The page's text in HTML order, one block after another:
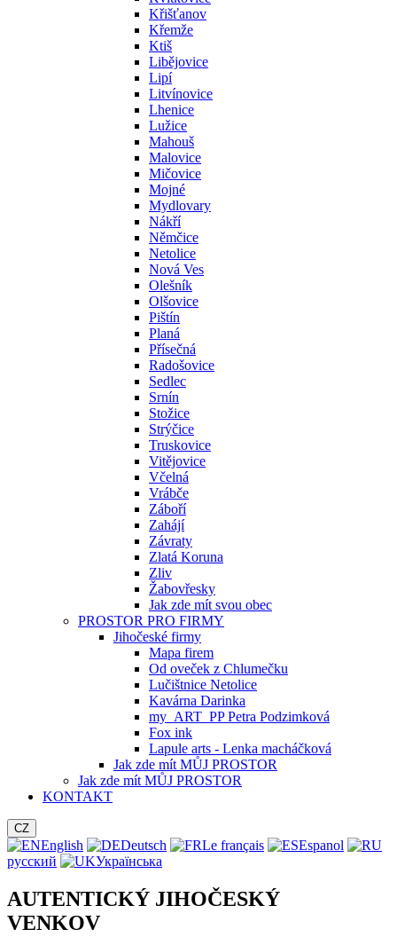
Křišťanov
Křemže
Ktiš
Libějovice
Lipí
Litvínovice
Lhenice
Lužice
Mahouš
Malovice
Mičovice
Mojné
Mydlovary
Nákří
Němčice
Netolice
Nová Ves
Olešník
Olšovice
Pištín
Planá
Přísečná
Radošovice
Sedlec
Srnín
Stožice
Strýčice
Truskovice
Vitějovice
Včelná
Vrábče
Záboří
Zahájí
Závraty
Zlatá Koruna
Zliv
Žabovřesky
Jak zde mít svou obec
PROSTOR PRO FIRMY
Jihočeské firmy
Mapa firem
Od oveček z Chlumečku
Lučištnice Netolice
Kavárna Darinka
my_ART_PP Petra Podzimková
Fox ink
Lapule arts - Lenka macháčková
Jak zde mít MŮJ PROSTOR
Jak zde mít MŮJ PROSTOR
KONTAKT
CZ
English Deutsch Le français
Espanol
русский
Українська
AUTENTICKÝ JIHOČESKÝ
VENKOV